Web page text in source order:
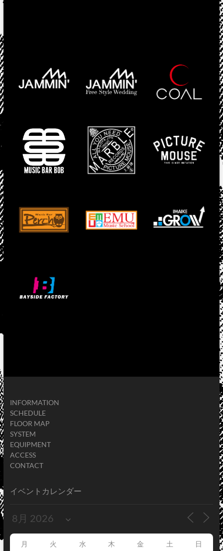
INFORMATION
SCHEDULE
FLOOR MAP
SYSTEM
EQUIPMENT
ACCESS
CONTACT
イベントカレンダー
月 火 水 木 金 土 日